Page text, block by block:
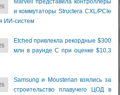
Marvell представила контроллеры
и коммутаторы Structera CXL/PCIe
ИИ-систем
Etched привлекла рекордные $300
млн в раунде C при оценке $10,3
Samsung и Mousterian взялись за
строительство плавучего ЦОД в